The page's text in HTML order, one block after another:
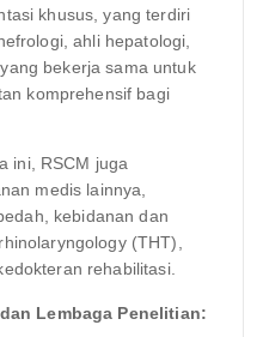
khusus, yang terdiri
ahli hepatologi,
bekerja sama untuk
komprehensif bagi
ini, RSCM juga
medis lainnya,
kebidanan dan
(THT),
rehabilitasi.
Lembaga Penelitian: